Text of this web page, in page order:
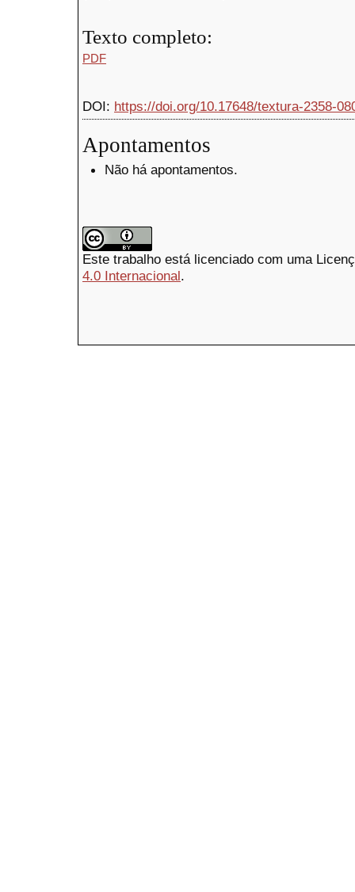
Texto completo:
PDF
DOI: https://doi.org/10.17648/textura-2358-
Apontamentos
Não há apontamentos.
Este trabalho está licenciado com uma
4.0 Internacional.